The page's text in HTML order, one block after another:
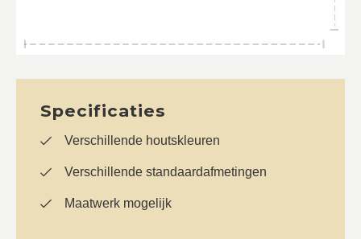
Specificaties
Verschillende houtskleuren
Verschillende standaardafmetingen
Maatwerk mogelijk